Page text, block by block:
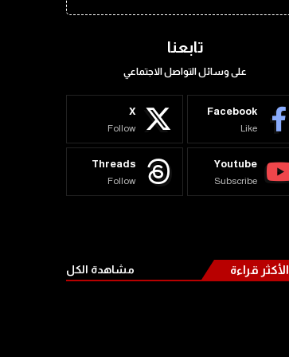
تابعنا
على وسائل التواصل الاجتماعي
Facebook
Like
X
Follow
Youtube
Subscribe
Threads
Follow
الأكثر قراءة مشاهدة الكل